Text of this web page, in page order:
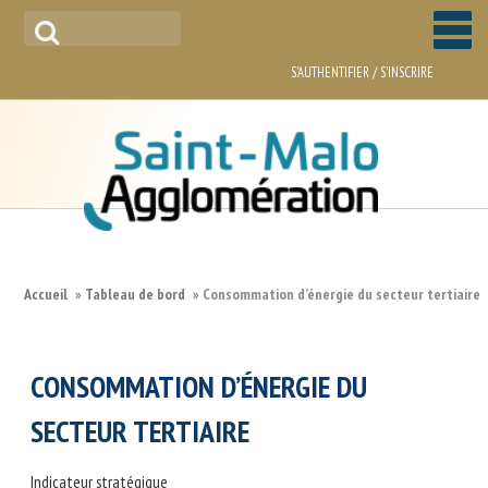
S'AUTHENTIFIER/S'INSCRIRE
PCAET
Accueil » Tableau de bord » Consommation d’énergie du secteur tertiaire
CONSOMMATION D’ÉNERGIE DU
SECTEUR TERTIAIRE
Indicateur stratégique